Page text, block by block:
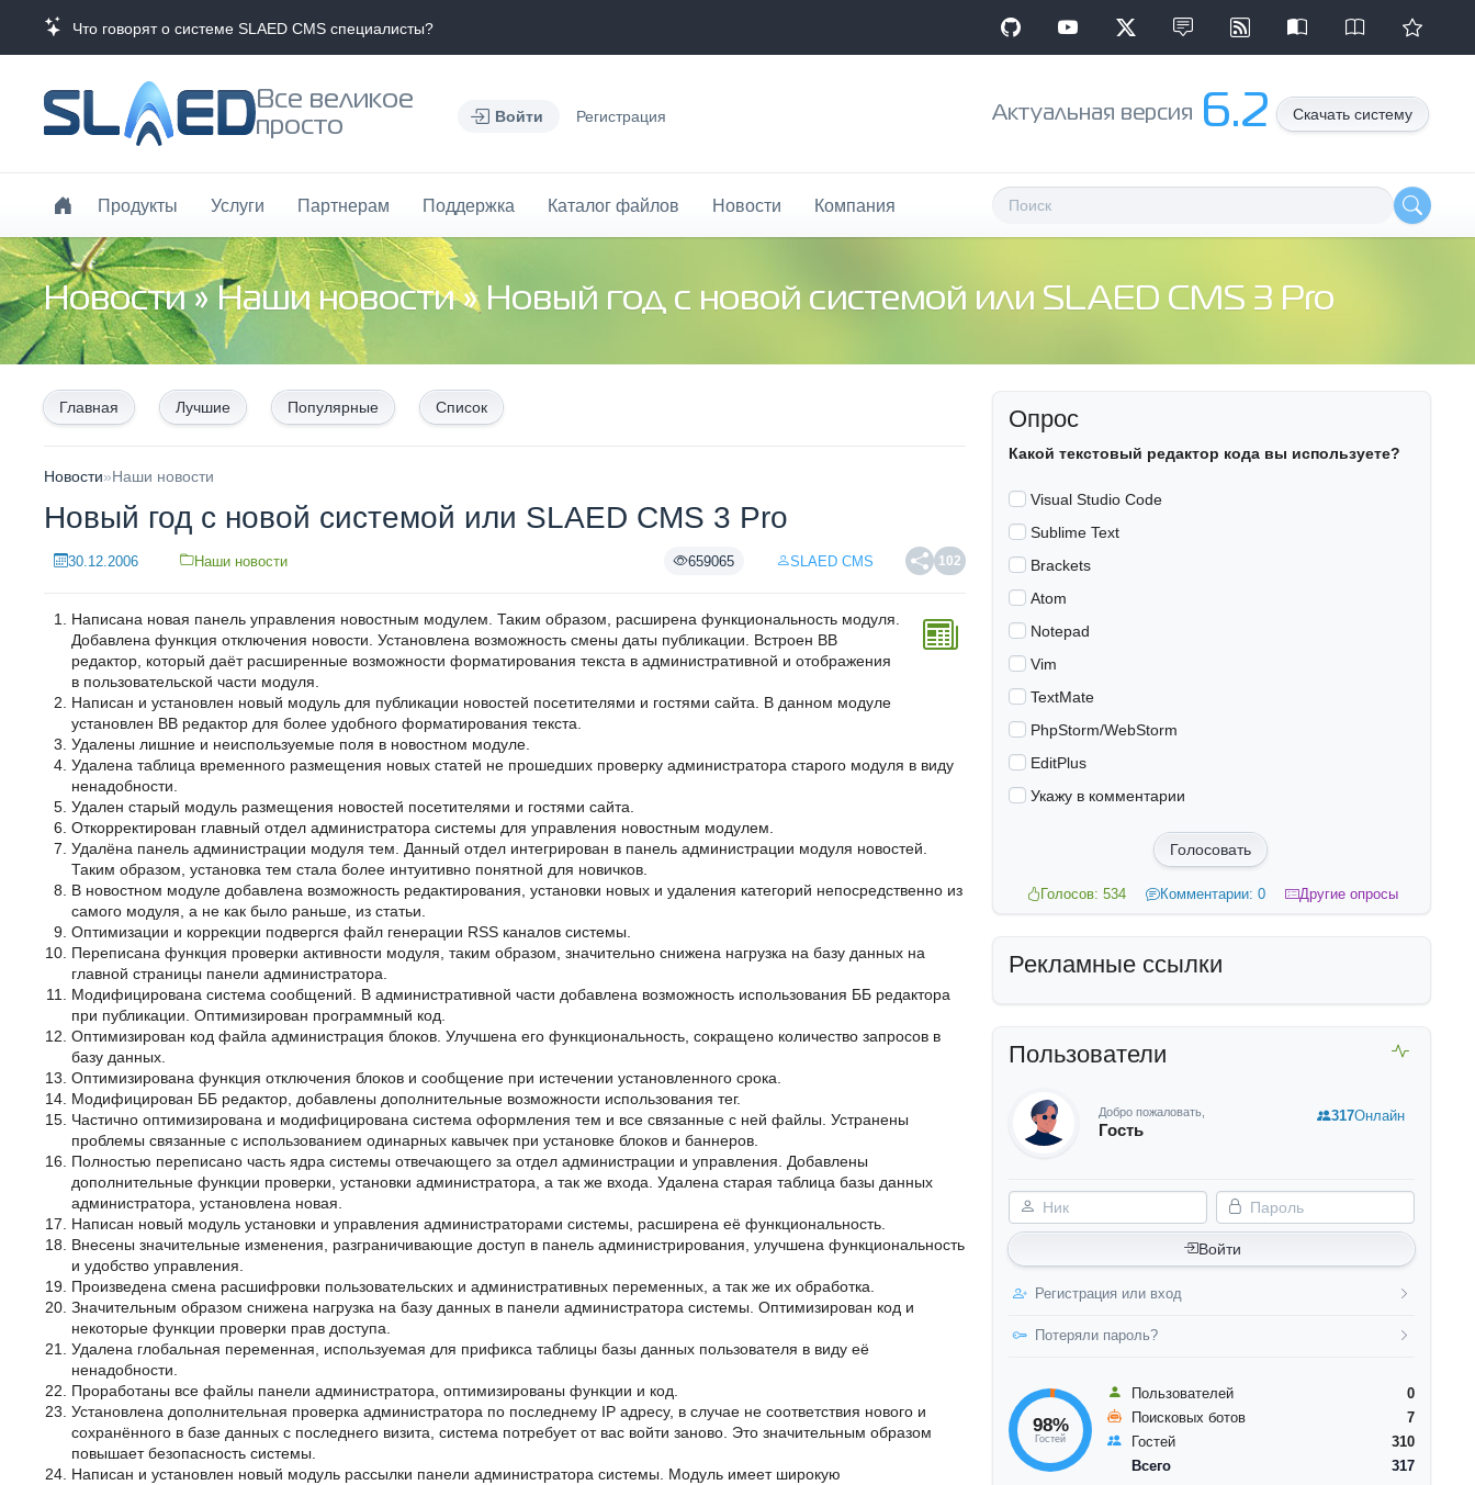
Что говорят о системе SLAED CMS специалисты?
Все великое
просто
Войти Регистрация Aктуальная версия 6.2 Скачать систему
Продукты Услуги Партнерам Поддержка Каталог файлов Новости Компания
Новости» Наши новости» Новый год с новой системой или SLAED CMS 3 Pro
Главная Лучшие Популярные Список
Новости»Наши новости
Новый год с новой системой или SLAED CMS 3 Pro
659065 SLAED CMS 102
30.12.2006 Наши новости
Написана новая панель управления новостным модулем. Таким образом, расширена функциональность модуля.
Добавлена функция отключения новости. Установлена возможность смены даты публикации. Встроен BB
редактор, который даёт расширенные возможности форматирования текста в административной и отображения
в пользовательской части модуля.
Написан и установлен новый модуль для публикации новостей посетителями и гостями сайта. В данном модуле
установлен BB редактор для более удобного форматирования текста.
Удалены лишние и неиспользуемые поля в новостном модуле.
Удалена таблица временного размещения новых статей не прошедших проверку администратора старого модуля в виду
ненадобности.
Удален старый модуль размещения новостей посетителями и гостями сайта.
Откорректирован главный отдел администратора системы для управления новостным модулем.
Удалёна панель администрации модуля тем. Данный отдел интегрирован в панель администрации модуля новостей.
Таким образом, установка тем стала более интуитивно понятной для новичков.
В новостном модуле добавлена возможность редактирования, установки новых и удаления категорий непосредственно из
самого модуля, а не как было раньше, из статьи.
Оптимизации и коррекции подвергся файл генерации RSS каналов системы.
Переписана функция проверки активности модуля, таким образом, значительно снижена нагрузка на базу данных на
главной страницы панели администратора.
Модифицирована система сообщений. В административной части добавлена возможность использования ББ редактора
при публикации. Оптимизирован программный код.
Оптимизирован код файла администрация блоков. Улучшена его функциональность, сокращено количество запросов в
базу данных.
Оптимизирована функция отключения блоков и сообщение при истечении установленного срока.
Модифицирован ББ редактор, добавлены дополнительные возможности использования тег.
Частично оптимизирована и модифицирована система оформления тем и все связанные с ней файлы. Устранены
проблемы связанные с использованием одинарных кавычек при установке блоков и баннеров.
Полностью переписано часть ядра системы отвечающего за отдел администрации и управления. Добавлены
дополнительные функции проверки, установки администратора, а так же входа. Удалена старая таблица базы данных
администратора, установлена новая.
Написан новый модуль установки и управления администраторами системы, расширена её функциональность.
Внесены значительные изменения, разграничивающие доступ в панель администрирования, улучшена функциональность
и удобство управления.
Произведена смена расшифровки пользовательских и административных переменных, а так же их обработка.
Значительным образом снижена нагрузка на базу данных в панели администратора системы. Оптимизирован код и
некоторые функции проверки прав доступа.
Удалена глобальная переменная, используемая для прификса таблицы базы данных пользователя в виду её
ненадобности.
Проработаны все файлы панели администратора, оптимизированы функции и код.
Установлена дополнительная проверка администратора по последнему IP адресу, в случае не соответствия нового и
сохранённого в базе данных с последнего визита, система потребует от вас войти заново. Это значительным образом
повышает безопасность системы.
Написан и установлен новый модуль рассылки панели администратора системы. Модуль имеет широкую
Опрос
Какой текстовый редактор кода вы используете?
Visual Studio Code
Sublime Text
Brackets
Atom
Notepad
Vim
TextMate
PhpStorm/WebStorm
EditPlus
Укажу в комментарии
Голосовать
Голосов: 534 Комментарии: 0 Другие опросы
Рекламные ссылки
Пользователи
Добро пожаловать,
Гость
Ник Пароль
Войти
Регистрация или вход
Потеряли пароль?
317Онлайн
98%
Гостей
Пользователей
0
Поисковых ботов
7
Гостей
310
Всего
317